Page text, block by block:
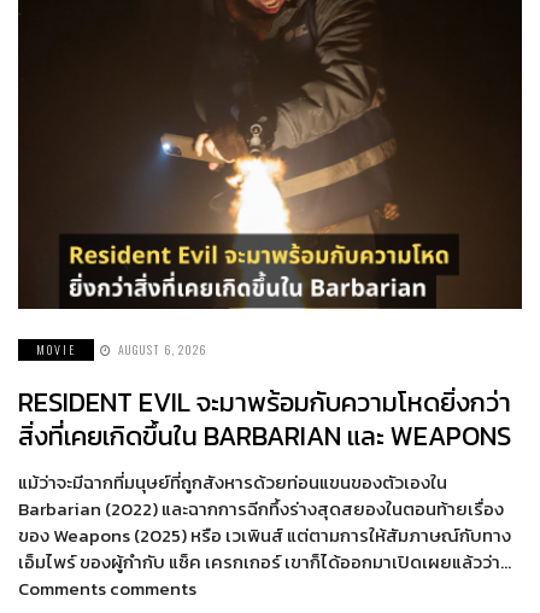
MOVIE AUGUST 6, 2026
RESIDENT EVIL จะมาพร้อมกับความโหดยิ่งกว่า
สิ่งที่เคยเกิดขึ้นใน BARBARIAN และ WEAPONS
แม้ว่าจะมีฉากที่มนุษย์ที่ถูกสังหารด้วยท่อนแขนของตัวเองใน
Barbarian (2022) และฉากการฉีกทึ้งร่างสุดสยองในตอนท้ายเรื่อง
ของ Weapons (2025) หรือ เวเพินส์ แต่ตามการให้สัมภาษณ์กับทาง
เอ็มไพร์ ของผู้กำกับ แซ็ค เครกเกอร์ เขาก็ได้ออกมาเปิดเผยแล้วว่า…
Comments comments